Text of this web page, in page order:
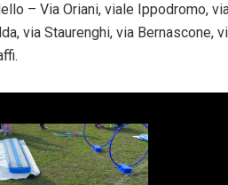
– Via Oriani, viale Ippodromo,
via Staurenghi, via Bernascone,